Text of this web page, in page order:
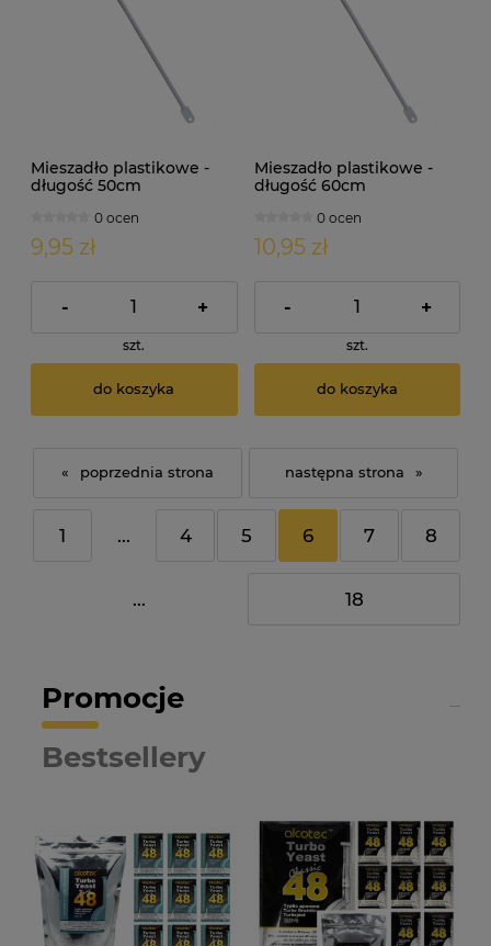
Mieszadło plastikowe -
długość 50cm
0 ocen
9,95 zł
- +
szt.
do koszyka
Mieszadło plastikowe -
długość 60cm
0 ocen
10,95 zł
- +
szt.
do koszyka
«
1 ... 4 5 6 7 8
... 18
»
Promocje
Bestsellery